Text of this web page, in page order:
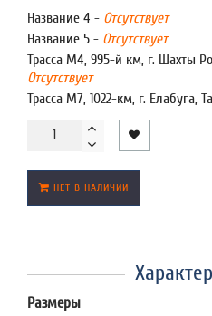
Название 4 - Отсутствует
Название 5 - Отсутствует
Трасса М4, 995-й км, г. Шахты
Отсутствует
Трасса М7, 1022-км, г. Елабуга,
НЕТ В НАЛИЧИИ
Размеры